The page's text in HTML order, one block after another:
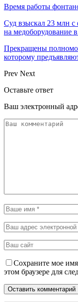
Время работы
Суд взыскал 23 млн
на медоборудование
Прекращены
которому
Prev Next
Оставьте ответ
Ваш электронный
Сохраните мое
этом браузере для